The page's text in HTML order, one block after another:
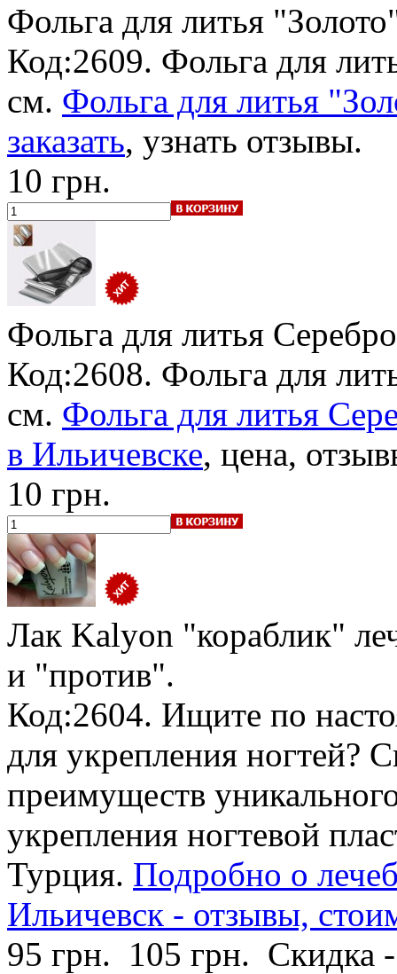
Фольга для литья
Код:2609. Фольга для
см. Фольга для литья
заказать, узнать отзывы.
10 грн.
Фольга для литья Серебро
Код:2608. Фольга для
см. Фольга для литья
в Ильичевске, цена,
10 грн.
Лак Kalyon "кораблик"
и "против".
Код:2604. Ищите по
для укрепления ногтей?
преимуществ
укрепления ногтевой
Турция. Подробно о
Ильичевск - отзывы,
95 грн. 105 грн. Скидка